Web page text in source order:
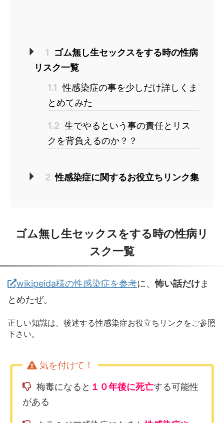
1
ゴム無し生セックスをする時の性病
リスク一覧
1.1 性感染症の事を少しだけ詳しくま
とめてみた
1.2 生でやるという事の責任とリス
クを背負えるのか？？
2 性感染症に関するお役立ちリンク集
ゴム無し生セックスをする時の性病リ
スク一覧
wikipeida様の性感染症を参考に、怖い話だけま
とめたぜ。
正しい知識は、後述する性感染症お役立ちリンクをご参照
下さい。
梅毒になると １０年後に死亡する可能性
がある